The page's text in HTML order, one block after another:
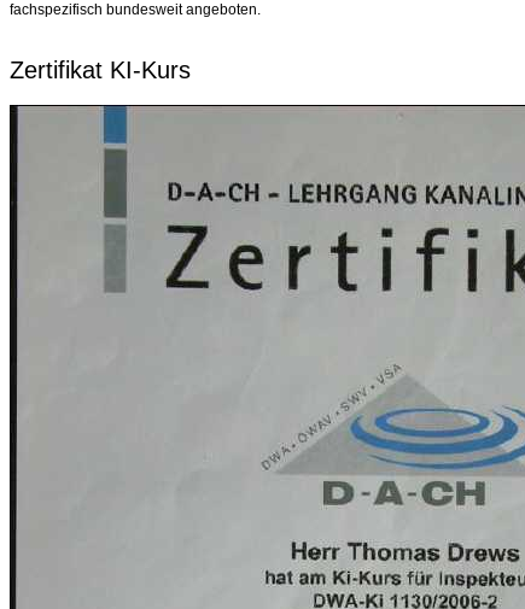
fachspezifisch bundesweit angeboten.
Zertifikat KI-Kurs